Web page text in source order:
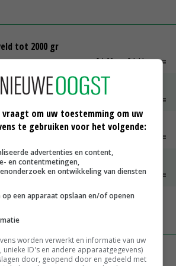
tot 2000 gr
€ 1,09~ € 1,11
Moederdieren (> 3,5 kg)
€ 0,85
€ 9,10 € 0,00
MEER MARKTPRIJZEN
over onttrekkingsverbod,
spreekt van ‘ondernemersrisico’
vraagt om uw toestemming om uw
te gebruiken voor het volgende:
advertenties en content,
en contentmetingen,
en ontwikkeling van diensten
een apparaat opslaan en/of openen
worden verwerkt en informatie van uw
ID's en andere apparaatgegevens)
door, geopend door en gedeeld met